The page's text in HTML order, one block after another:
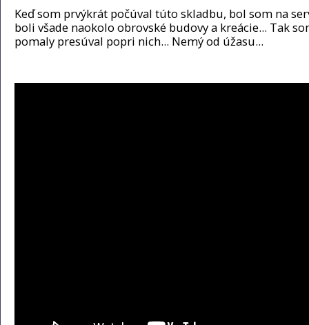
Keď som prvýkrát počúval túto skladbu, bol som na
boli všade naokolo obrovské budovy a kreácie... Tak
pomaly presúval popri nich... Nemý od úžasu...